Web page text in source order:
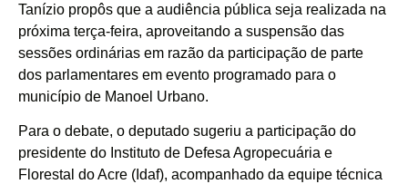
Tanízio propôs que a audiência pública seja realizada na
próxima terça-feira, aproveitando a suspensão das
sessões ordinárias em razão da participação de parte
dos parlamentares em evento programado para o
município de Manoel Urbano.
Para o debate, o deputado sugeriu a participação do
presidente do Instituto de Defesa Agropecuária e
Florestal do Acre (Idaf), acompanhado da equipe técnica